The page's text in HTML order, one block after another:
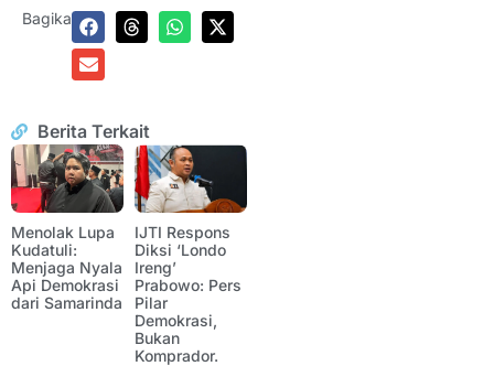
Bagikan:
Berita Terkait
Menolak Lupa
Kudatuli:
Menjaga Nyala
Api Demokrasi
dari Samarinda
IJTI Respons
Diksi ‘Londo
Ireng’
Prabowo: Pers
Pilar
Demokrasi,
Bukan
Komprador.